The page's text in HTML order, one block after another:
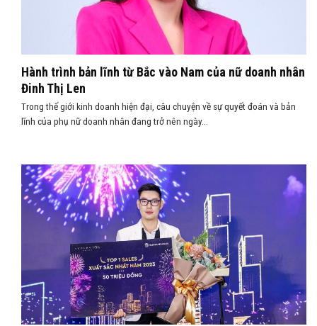
Hành trình bản lĩnh từ Bắc vào Nam của nữ doanh nhân
Đinh Thị Len
Trong thế giới kinh doanh hiện đại, câu chuyện về sự quyết đoán và bản
lĩnh của phụ nữ doanh nhân đang trở nên ngày...